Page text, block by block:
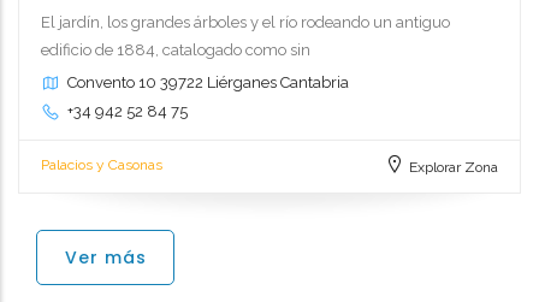
El jardín, los grandes árboles y el río rodeando un antiguo
edificio de 1884, catalogado como sin
Convento 10 39722 Liérganes Cantabria
+34 942 52 84 75
Palacios y Casonas Explorar Zona
Ver más